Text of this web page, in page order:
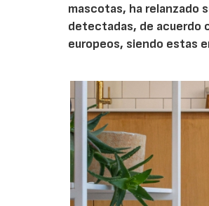
mascotas, ha relanzado
detectadas, de acuerdo
europeos, siendo estas